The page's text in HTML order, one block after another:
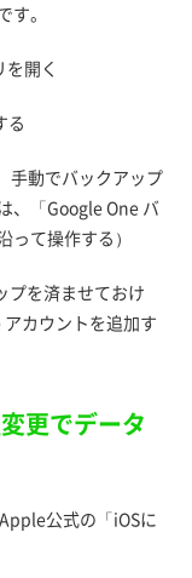
。
開く
る
手動でバックアップ
、「Google One バ
て操作する）
プを済ませておけ
カウントを追加す
更でデータ
公式の「iOSに